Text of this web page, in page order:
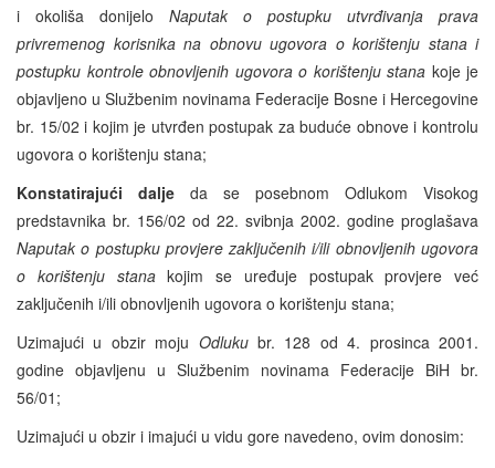
i okoliša donijelo Naputak o postupku utvrđivanja prava
privremenog korisnika na obnovu ugovora o korištenju stana i
postupku kontrole obnovljenih ugovora o korištenju stana koje je
objavljeno u Službenim novinama Federacije Bosne i Hercegovine
br. 15/02 i kojim je utvrđen postupak za buduće obnove i kontrolu
ugovora o korištenju stana;
Konstatirajući dalje da se posebnom Odlukom Visokog
predstavnika br. 156/02 od 22. svibnja 2002. godine proglašava
Naputak o postupku provjere zaključenih i/ili obnovljenih ugovora
o korištenju stanakojim se uređuje postupak provjere već
zaključenih i/ili obnovljenih ugovora o korištenju stana;
Uzimajući u obzir moju Odlukubr. 128 od 4. prosinca 2001.
godine objavljenu u Službenim novinama Federacije BiH br.
56/01;
Uzimajući u obzir i imajući u vidu gore navedeno, ovim donosim: